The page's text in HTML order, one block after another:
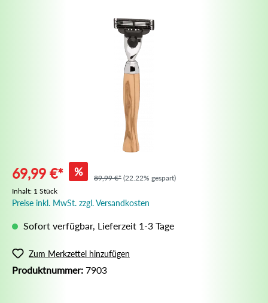
69,99 €* % 89,99 €* (22.22% gespart)
Inhalt: 1 Stück
Preise inkl. MwSt. zzgl. Versandkosten
Sofort verfügbar, Lieferzeit 1-3 Tage
Zum Merkzettel hinzufügen
Produktnummer: 7903